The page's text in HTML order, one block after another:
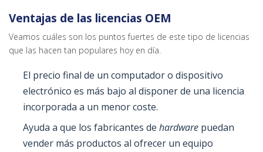
Ventajas de las licencias OEM
Veamos cuáles son los puntos fuertes de este tipo de licencias
que las hacen tan populares hoy en día.
El precio final de un computador o dispositivo
electrónico es más bajo al disponer de una licencia
incorporada a un menor coste.
Ayuda a que los fabricantes de hardware puedan
vender más productos al ofrecer un equipo